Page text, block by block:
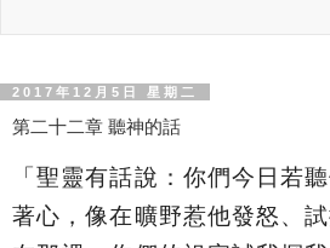
2017年12月5日 星期二
第二十二章 聽神的話
「聖靈有話說：你們今日若
著心，像在曠野惹他發怒、試